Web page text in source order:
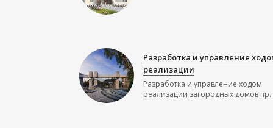
Разработка и управление
реализации
Разработка и управление ходом
реализации загородных домов